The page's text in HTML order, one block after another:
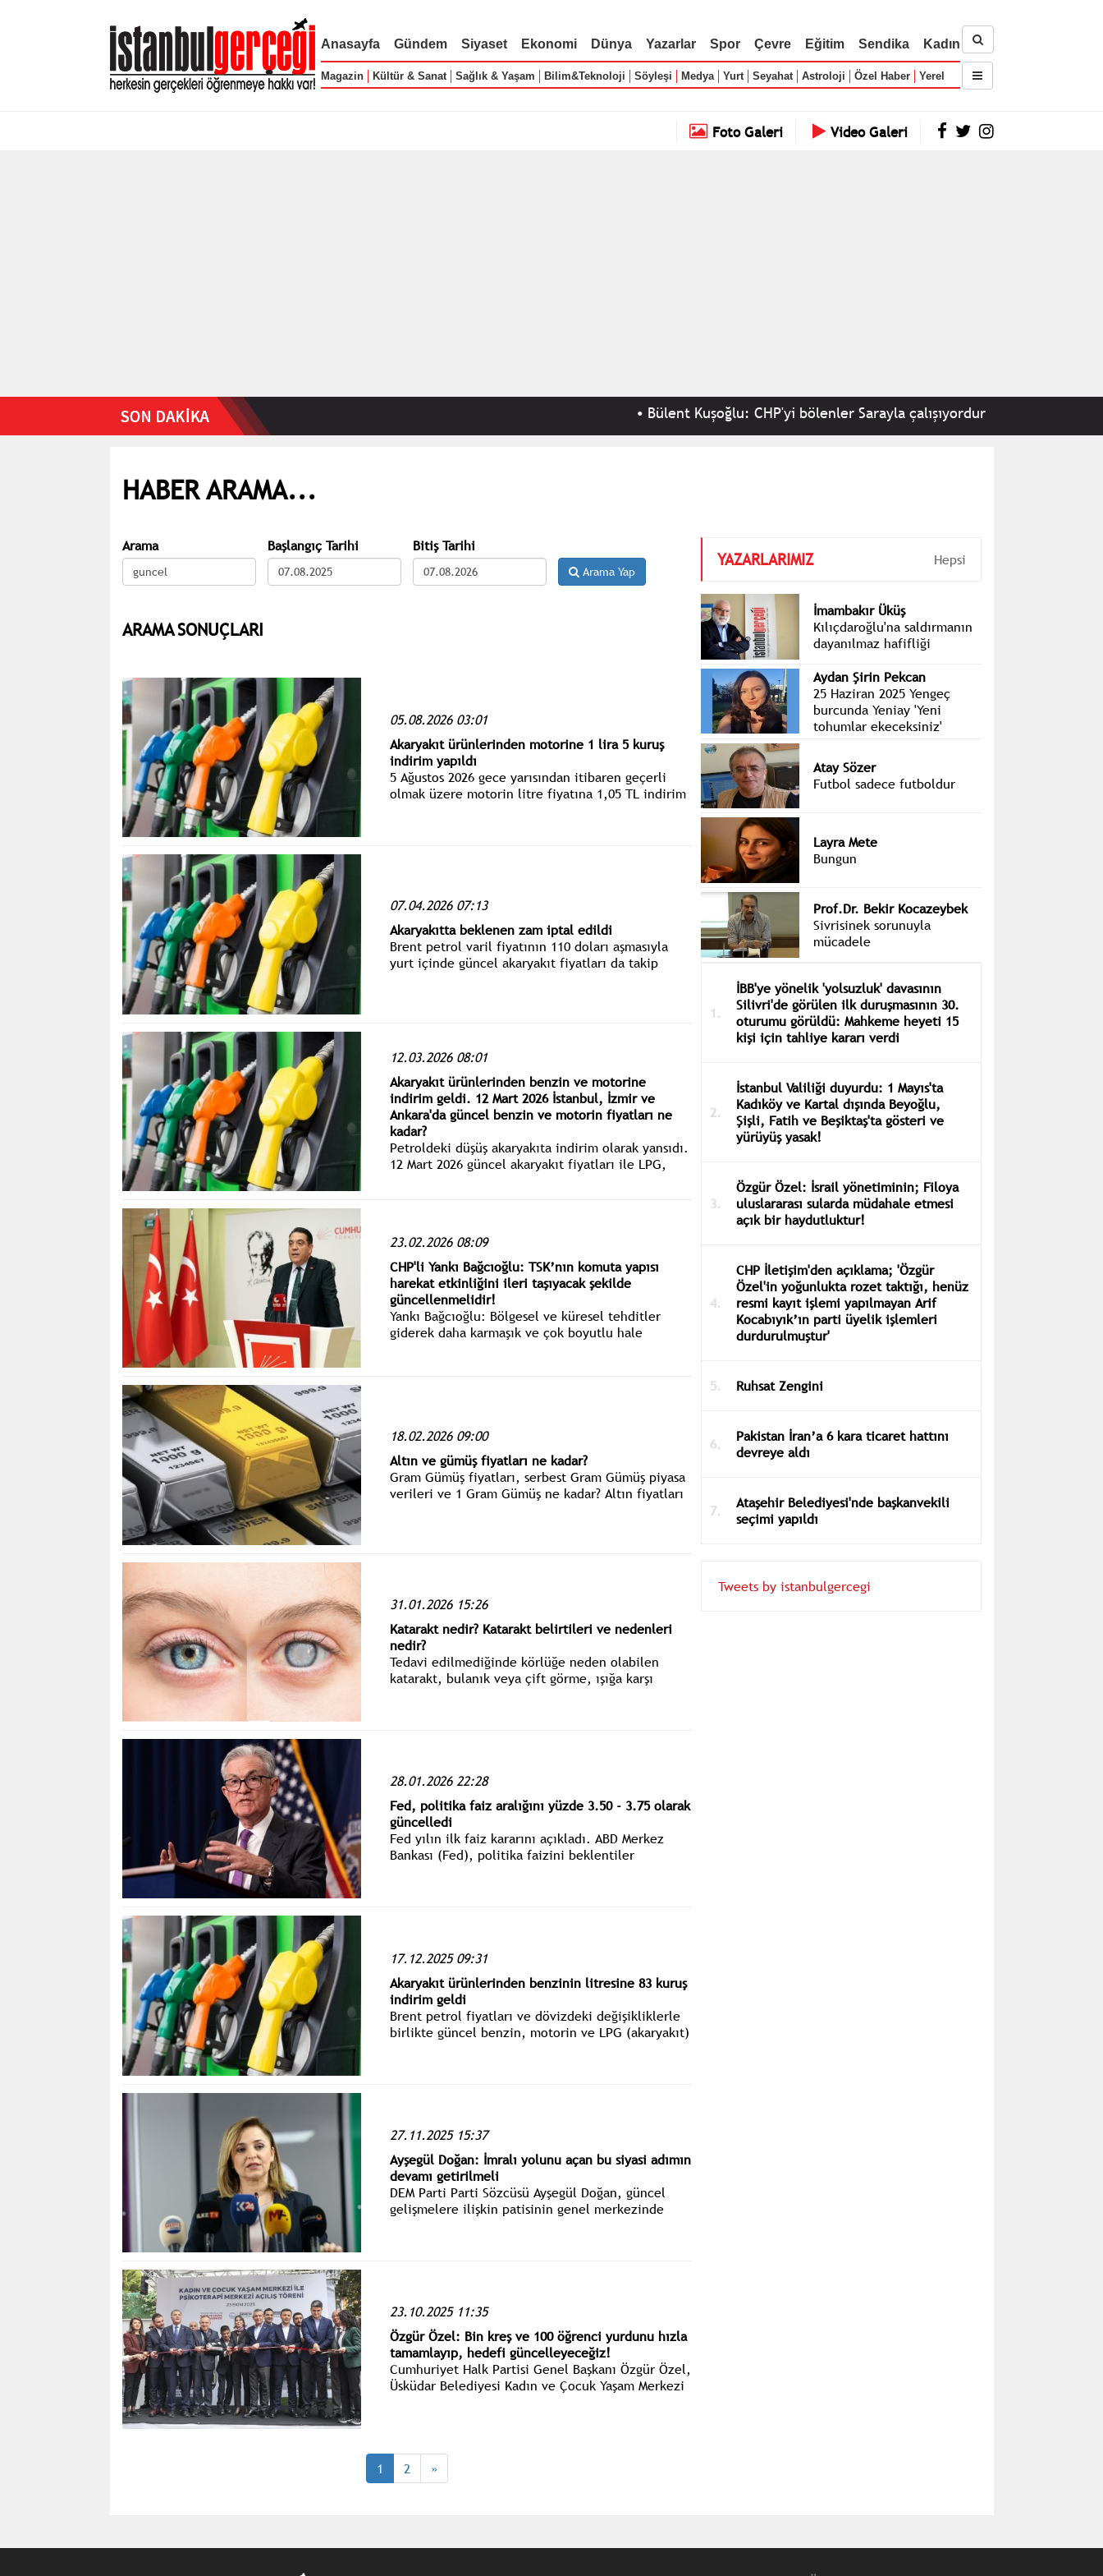
Anasayfa Gündem Siyaset Ekonomi Dünya Yazarlar Spor Çevre Eğitim Sendika Kadın
Magazin Kültür & Sanat Sağlık & Yaşam Bilim&Teknoloji Söyleşi Medya Yurt Seyahat Astroloji Özel Haber Yerel
Foto Galeri Video Galeri
Bülent Kuşoğlu: CHP'yi bölenler Sarayla çalışıyordur •Adalet Bakanı
HABER ARAMA...
Arama Başlangıç Tarihi Bitiş Tarihi
Arama Yap
ARAMA SONUÇLARI
05.08.2026 03:01
Akaryakıt ürünlerinden motorine 1 lira 5 kuruş
indirim yapıldı
5 Ağustos 2026 gece yarısından itibaren geçerli
olmak üzere motorin litre fiyatına 1,05 TL indirim
07.04.2026 07:13
Akaryakıtta beklenen zam iptal edildi
Brent petrol varil fiyatının 110 doları aşmasıyla
yurt içinde güncel akaryakıt fiyatları da takip
12.03.2026 08:01
Akaryakıt ürünlerinden benzin ve motorine
indirim geldi. 12 Mart 2026 İstanbul, İzmir ve
Ankara'da güncel benzin ve motorin fiyatları ne
kadar?
Petroldeki düşüş akaryakıta indirim olarak yansıdı.
12 Mart 2026 güncel akaryakıt fiyatları ile LPG,
23.02.2026 08:09
CHP'li Yankı Bağcıoğlu: TSK’nın komuta yapısı
harekat etkinliğini ileri taşıyacak şekilde
güncellenmelidir!
Yankı Bağcıoğlu: Bölgesel ve küresel tehditler
giderek daha karmaşık ve çok boyutlu hale
18.02.2026 09:00
Altın ve gümüş fiyatları ne kadar?
Gram Gümüş fiyatları, serbest Gram Gümüş piyasa
verileri ve 1 Gram Gümüş ne kadar? Altın fiyatları
31.01.2026 15:26
Katarakt nedir? Katarakt belirtileri ve nedenleri
nedir?
Tedavi edilmediğinde körlüğe neden olabilen
katarakt, bulanık veya çift görme, ışığa karşı
28.01.2026 22:28
Fed, politika faiz aralığını yüzde 3.50 - 3.75 olarak
güncelledi
Fed yılın ilk faiz kararını açıkladı. ABD Merkez
Bankası (Fed), politika faizini beklentiler
17.12.2025 09:31
Akaryakıt ürünlerinden benzinin litresine 83 kuruş
indirim geldi
Brent petrol fiyatları ve dövizdeki değişikliklerle
birlikte güncel benzin, motorin ve LPG (akaryakıt)
27.11.2025 15:37
Ayşegül Doğan: İmralı yolunu açan bu siyasi adımın
devamı getirilmeli
DEM Parti Parti Sözcüsü Ayşegül Doğan, güncel
gelişmelere ilişkin patisinin genel merkezinde
23.10.2025 11:35
Özgür Özel: Bin kreş ve 100 öğrenci yurdunu hızla
tamamlayıp, hedefi güncelleyeceğiz!
Cumhuriyet Halk Partisi Genel Başkanı Özgür Özel,
Üsküdar Belediyesi Kadın ve Çocuk Yaşam Merkezi
1 2 »
YAZARLARIMIZ Hepsi
İmambakır Üküş
Kılıçdaroğlu'na saldırmanın
dayanılmaz hafifliği
Aydan Şirin Pekcan
25 Haziran 2025 Yengeç
burcunda Yeniay 'Yeni
tohumlar ekeceksiniz'
Atay Sözer
Futbol sadece futboldur
Layra Mete
Bungun
Prof.Dr. Bekir Kocazeybek
Sivrisinek sorunuyla
mücadele
İBB'ye yönelik 'yolsuzluk' davasının
Silivri'de görülen ilk duruşmasının 30.
oturumu görüldü: Mahkeme heyeti 15
kişi için tahliye kararı verdi
İstanbul Valiliği duyurdu: 1 Mayıs'ta
Kadıköy ve Kartal dışında Beyoğlu,
Şişli, Fatih ve Beşiktaş'ta gösteri ve
yürüyüş yasak!
Özgür Özel: İsrail yönetiminin; Filoya
uluslararası sularda müdahale etmesi
açık bir haydutluktur!
CHP İletişim'den açıklama; 'Özgür
Özel'in yoğunlukta rozet taktığı, henüz
resmi kayıt işlemi yapılmayan Arif
Kocabıyık’ın parti üyelik işlemleri
durdurulmuştur'
Ruhsat Zengini
Pakistan İran’a 6 kara ticaret hattını
devreye aldı
Ataşehir Belediyesi'nde başkanvekili
seçimi yapıldı
Tweets by istanbulgercegi